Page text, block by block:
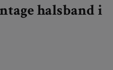
halsband i